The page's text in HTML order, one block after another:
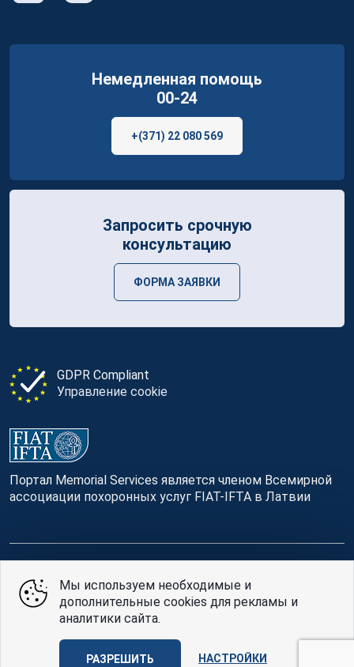
GDPR Compliant
Управление cookie
Портал Memorial Services является членом Всемирной
ассоциации похоронных услуг FIAT-IFTA в Латвии
Немедленная помощь
00-24
+(371) 22 080 569
Запросить срочную
консультацию
ФОРМА ЗАЯВКИ
© Memorial Services, 2016 — 2026 pr3-g
Политике конфиденциальностииусловия
использования
AABB TEAM
Мы используем необходимые и
дополнительные cookies для рекламы и
аналитики сайта.
РАЗРЕШИТЬ НАСТРОЙКИ